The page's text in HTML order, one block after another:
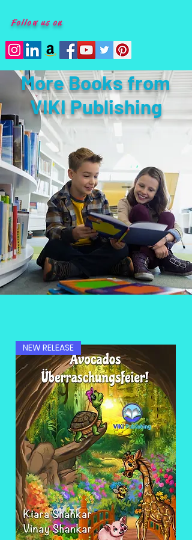
Follow us on
More Books from
VIKI Publishing
NEW RELEASE